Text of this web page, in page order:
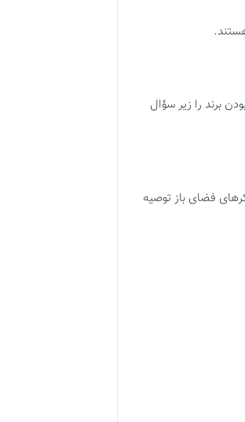
.​
برند را زیر سؤال
فضای باز توصیه